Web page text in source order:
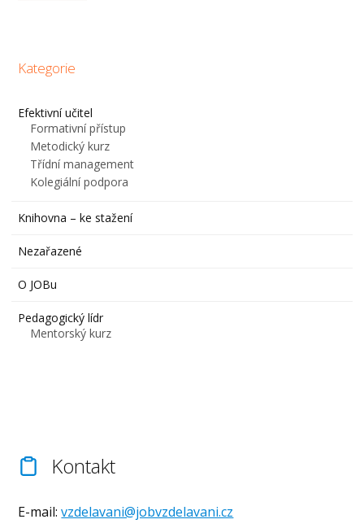
Kategorie
Efektivní učitel
Formativní přístup
Metodický kurz
Třídní management
Kolegiální podpora
Knihovna – ke stažení
Nezařazené
O JOBu
Pedagogický lídr
Mentorský kurz
Kontakt
E-mail:vzdelavani@jobvzdelavani.cz